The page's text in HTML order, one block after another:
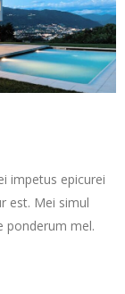
impetus epicurei
est. Mei simul
ponderum mel.